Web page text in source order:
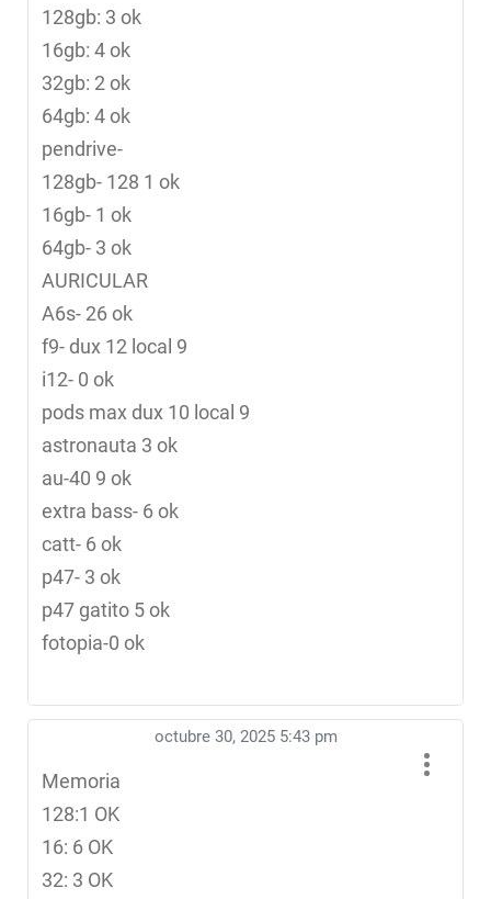
128gb: 3 ok
16gb: 4 ok
32gb: 2 ok
64gb: 4 ok
pendrive-
128gb- 128 1 ok
16gb- 1 ok
64gb- 3 ok
AURICULAR
A6s- 26 ok
f9- dux 12 local 9
i12- 0 ok
pods max dux 10 local 9
astronauta 3 ok
au-40 9 ok
extra bass- 6 ok
catt- 6 ok
p47- 3 ok
p47 gatito 5 ok
fotopia-0 ok
octubre 30, 2025 5:43 pm
Memoria
128:1 OK
16: 6 OK
32: 3 OK